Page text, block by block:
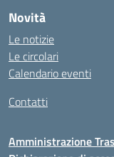
Novità
Le notizie
Le circolari
Calendario eventi
Contatti
Amministrazione